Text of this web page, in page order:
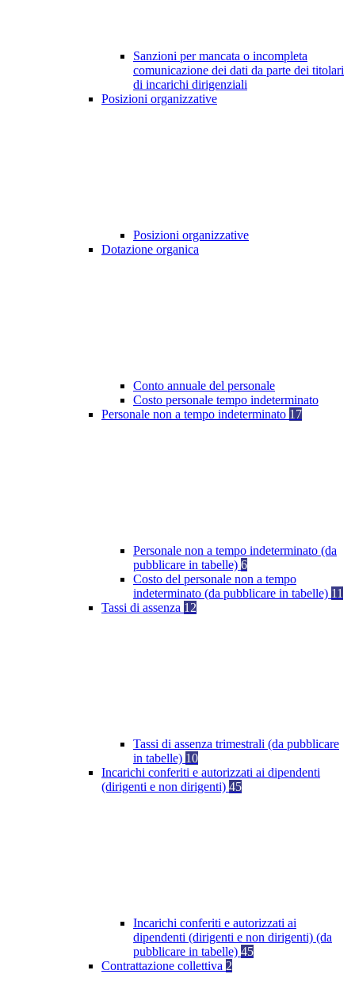
Sanzioni per mancata o incompleta
comunicazione dei dati da parte dei titolari
di incarichi dirigenziali
Posizioni organizzative
Posizioni organizzative
Dotazione organica
Conto annuale del personale
Costo personale tempo indeterminato
Personale non a tempo indeterminato 17
Personale non a tempo indeterminato (da
pubblicare in tabelle) 6
Costo del personale non a tempo
indeterminato (da pubblicare in tabelle) 11
Tassi di assenza 12
Tassi di assenza trimestrali (da pubblicare
in tabelle) 10
Incarichi conferiti e autorizzati ai dipendenti
(dirigenti e non dirigenti) 45
Incarichi conferiti e autorizzati ai
dipendenti (dirigenti e non dirigenti) (da
pubblicare in tabelle) 45
Contrattazione collettiva 2